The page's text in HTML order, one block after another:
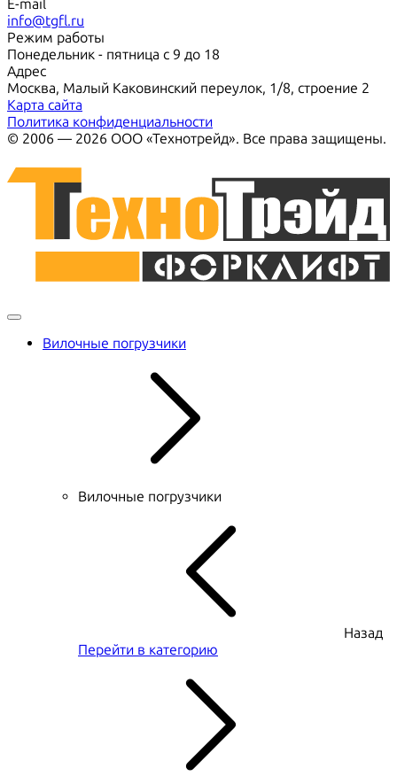
E-mail
info@tgfl.ru
Режим работы
Понедельник - пятница с 9 до 18
Адрес
Москва, Малый Каковинский переулок, 1/8, строение 2
Карта сайта
Политика конфиденциальности
© 2006 — 2026 ООО «Технотрейд». Все права защищены.
Вилочные погрузчики
Вилочные погрузчики
Назад
Перейти в категорию